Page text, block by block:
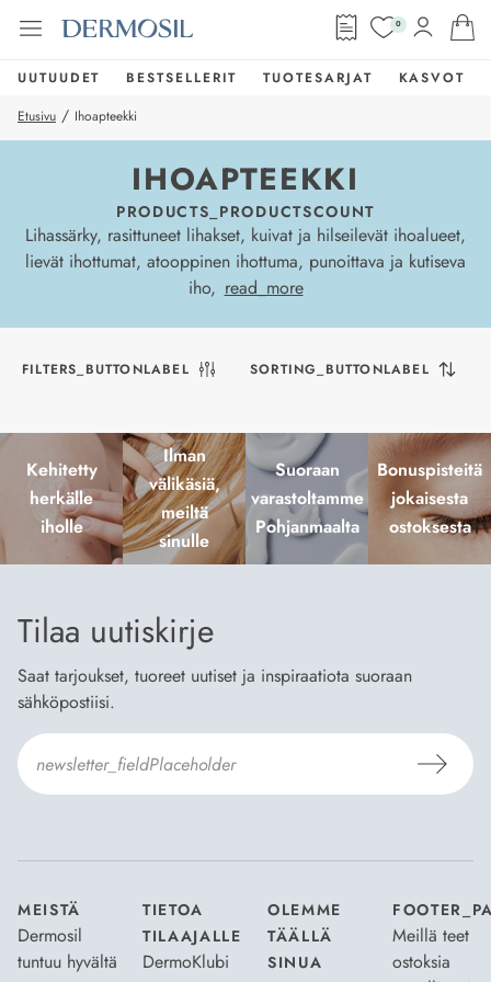
0
UUTUUDET BESTSELLERIT TUOTESARJAT
KASVOT
Etusivu / Ihoapteekki
IHOAPTEEKKI
PRODUCTS_PRODUCTSCOUNT
Lihassärky, rasittuneet lihakset, kuivat ja hilseilevät ihoalueet,
lievät ihottumat, atooppinen ihottuma, punoittava ja kutiseva
iho, read_more
FILTERS_BUTTONLABEL SORTING_BUTTONLABEL
Kehitetty
herkälle
iholle
Ilman
välikäsiä,
meiltä
sinulle
Suoraan
varastoltamme
Pohjanmaalta
Bonuspisteitä
jokaisesta
ostoksesta
Tilaa uutiskirje
Saat tarjoukset, tuoreet uutiset ja inspiraatiota suoraan
sähköpostiisi.
MEISTÄ
Dermosil
tuntuu hyvältä
TIETOA
TILAAJALLE
DermoKlubi
OLEMME
TÄÄLLÄ
SINUA
Meillä teet
ostoksia